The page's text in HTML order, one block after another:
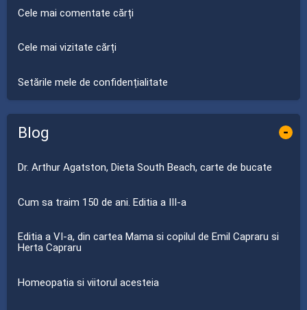
Cele mai comentate cărți
Cele mai vizitate cărți
Setările mele de confidențialitate
Blog -
Dr. Arthur Agatston, Dieta South Beach, carte de bucate
Cum sa traim 150 de ani. Editia a III-a
Editia a VI-a, din cartea Mama si copilul de Emil Capraru si
Herta Capraru
Homeopatia si viitorul acesteia